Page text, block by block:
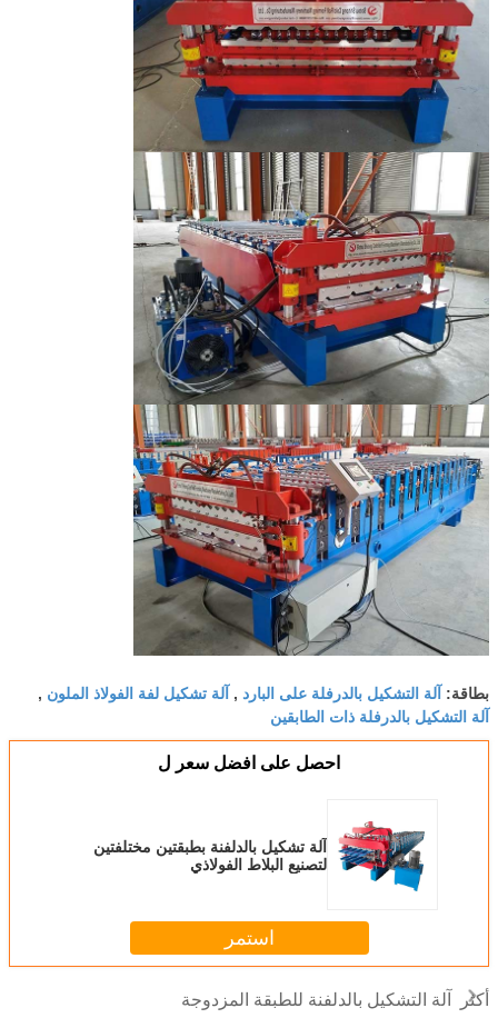
بطاقة: آلة التشكيل بالدرفلة على البارد , آلة تشكيل لفة الفولاذ الملون ,
آلة التشكيل بالدرفلة ذات الطابقين
احصل على افضل سعر ل
آلة تشكيل بالدلفنة بطبقتين مختلفتين
لتصنيع البلاط الفولاذي
استمر
أكثر آلة التشكيل بالدلفنة للطبقة المزدوجة